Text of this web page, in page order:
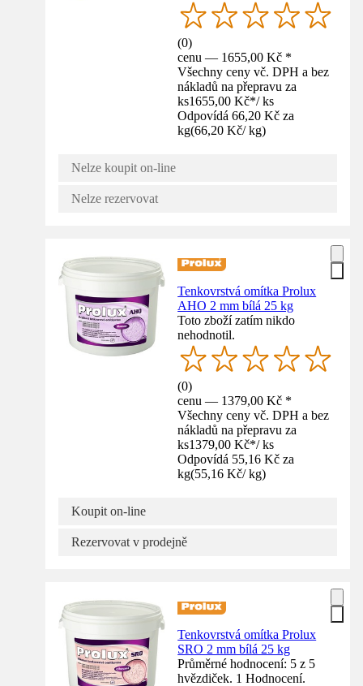
(0)
cenu — 1655,00 Kč *
Všechny ceny vč. DPH a bez
nákladů na přepravu za
ks1655,00 Kč*/ ks
Odpovídá 66,20 Kč za
kg(66,20 Kč/ kg)
Nelze koupit on-line
Nelze rezervovat
Tenkovrstvá omítka Prolux
AHO 2 mm bílá 25 kg
Toto zboží zatím nikdo
nehodnotil.
(0)
cenu — 1379,00 Kč *
Všechny ceny vč. DPH a bez
nákladů na přepravu za
ks1379,00 Kč*/ ks
Odpovídá 55,16 Kč za
kg(55,16 Kč/ kg)
Koupit on-line
Rezervovat v prodejně
Tenkovrstvá omítka Prolux
SRO 2 mm bílá 25 kg
Průměrné hodnocení: 5 z 5
hvězdiček. 1 Hodnocení.